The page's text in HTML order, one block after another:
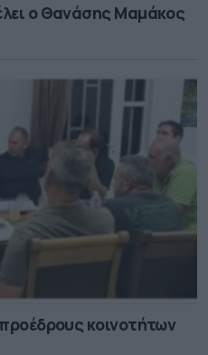
ο Θανάσης Μαμάκος
κοινοτήτων